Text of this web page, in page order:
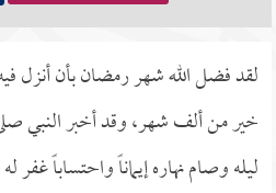
لقد فضل الله شهر رمضان بأن أنزل
خير من ألف شهر، وقد أخبر النبي
ليله وصام نهاره إيماناً واحتساباً